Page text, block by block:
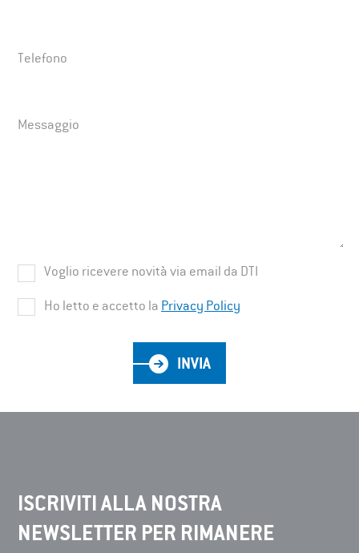
Telefono
Messaggio
Voglio ricevere novità via email da DTI
Ho letto e accetto la Privacy Policy
INVIA
ISCRIVITI ALLA NOSTRA
NEWSLETTER PER RIMANERE